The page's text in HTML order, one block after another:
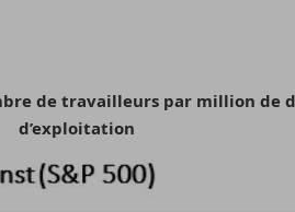
de travailleurs par million de
d’exploitation